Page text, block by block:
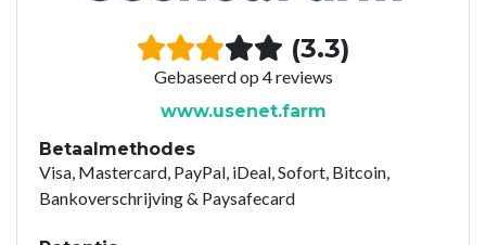
(3.3)
Gebaseerd op 4 reviews
www.usenet.farm
Betaalmethodes
Visa, Mastercard, PayPal, iDeal, Sofort, Bitcoin,
Bankoverschrijving & Paysafecard